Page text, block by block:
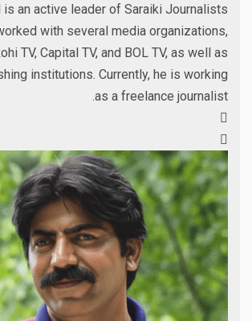
is an active leader of Saraiki Journalists
with several media organizations,
TV, Capital TV, and BOL TV, as well as
institutions. Currently, he is working
as a freelance journalist.